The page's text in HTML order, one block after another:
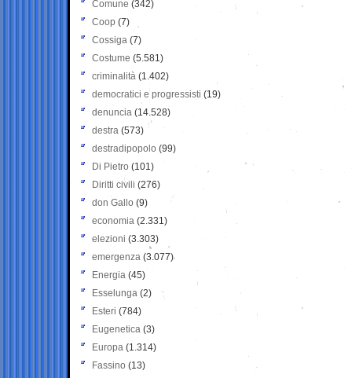
Comune (342)
Coop (7)
Cossiga (7)
Costume (5.581)
criminalità (1.402)
democratici e progressisti (19)
denuncia (14.528)
destra (573)
destradipopolo (99)
Di Pietro (101)
Diritti civili (276)
don Gallo (9)
economia (2.331)
elezioni (3.303)
emergenza (3.077)
Energia (45)
Esselunga (2)
Esteri (784)
Eugenetica (3)
Europa (1.314)
Fassino (13)